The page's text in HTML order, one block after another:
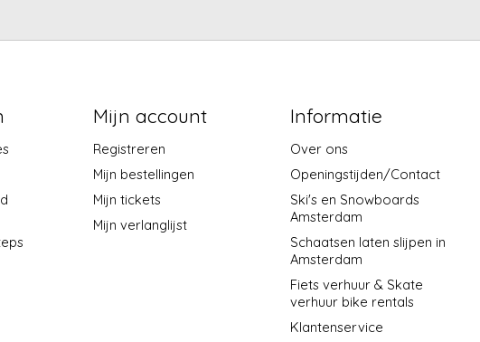
Mijn account
Registreren
Mijn bestellingen
Mijn tickets
Mijn verlanglijst
Informatie
Over ons
Openingstijden/Contact
Ski's en Snowboards
Amsterdam
Schaatsen laten slijpen in
Amsterdam
Fiets verhuur & Skate
verhuur bike rentals
Klantenservice